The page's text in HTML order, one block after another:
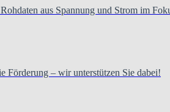
aus Spannung und Strom im
Förderung – wir unterstützen Sie dabei!